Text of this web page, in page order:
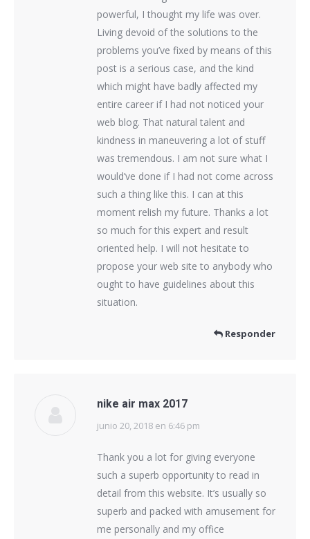
powerful, I thought my life was over.
Living devoid of the solutions to the
problems you’ve fixed by means of this
post is a serious case, and the kind
which might have badly affected my
entire career if I had not noticed your
web blog. That natural talent and
kindness in maneuvering a lot of stuff
was tremendous. I am not sure what I
would’ve done if I had not come across
such a thing like this. I can at this
moment relish my future. Thanks a lot
so much for this expert and result
oriented help. I will not hesitate to
propose your web site to anybody who
ought to have guidelines about this
situation.
Responder
nike air max 2017
dice:
junio 20, 2018 en 6:46 pm
Thank you a lot for giving everyone
such a superb opportunity to read in
detail from this website. It’s usually so
superb and packed with amusement for
me personally and my office